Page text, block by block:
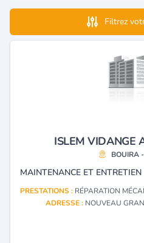
Filtrez
ISLEM VIDANGE
BOUIRA
PRESTATIONS : RÉPARATION MÉCANIQUE DE VÉHICULES AUTOS,
ADRESSE : NOUVEAU